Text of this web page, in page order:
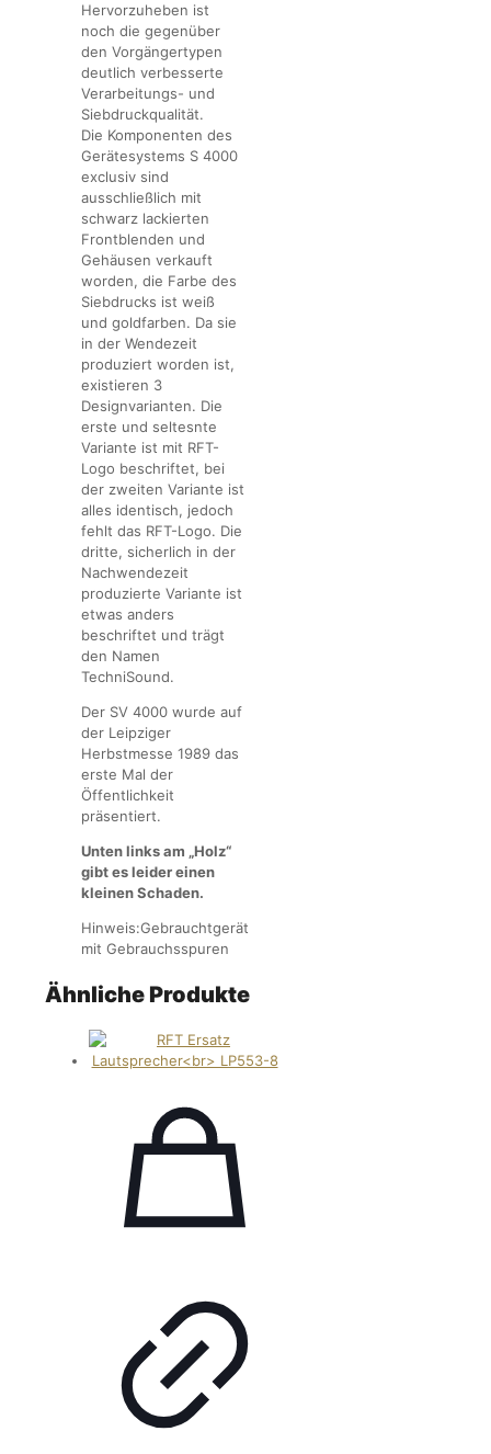
Hervorzuheben ist
noch die gegenüber
den Vorgängertypen
deutlich verbesserte
Verarbeitungs- und
Siebdruckqualität.
Die Komponenten des
Gerätesystems S 4000
exclusiv sind
ausschließlich mit
schwarz lackierten
Frontblenden und
Gehäusen verkauft
worden, die Farbe des
Siebdrucks ist weiß
und goldfarben. Da sie
in der Wendezeit
produziert worden ist,
existieren 3
Designvarianten. Die
erste und seltesnte
Variante ist mit RFT-
Logo beschriftet, bei
der zweiten Variante ist
alles identisch, jedoch
fehlt das RFT-Logo. Die
dritte, sicherlich in der
Nachwendezeit
produzierte Variante ist
etwas anders
beschriftet und trägt
den Namen
TechniSound.
Der SV 4000 wurde auf
der Leipziger
Herbstmesse 1989 das
erste Mal der
Öffentlichkeit
präsentiert.
Unten links am „Holz“
gibt es leider einen
kleinen Schaden.
Hinweis:Gebrauchtgerät
mit Gebrauchsspuren
Ähnliche Produkte